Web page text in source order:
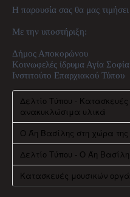
Η παρουσία σας θα μας τιμήσει
Με την υποστήριξη:
Δήμος Αποκορώνου
Κοινωφελές ίδρυμα Αγία Σοφία
Ινστιτούτο Επαρχιακού Τύπου
Δελτίο Τύπου -
ανακυκλώσιμα υλικά
Ο Άη Βασίλης στη χώρα της
Δελτίο Τύπου - Ο Άη
Κατασκευές μουσικών